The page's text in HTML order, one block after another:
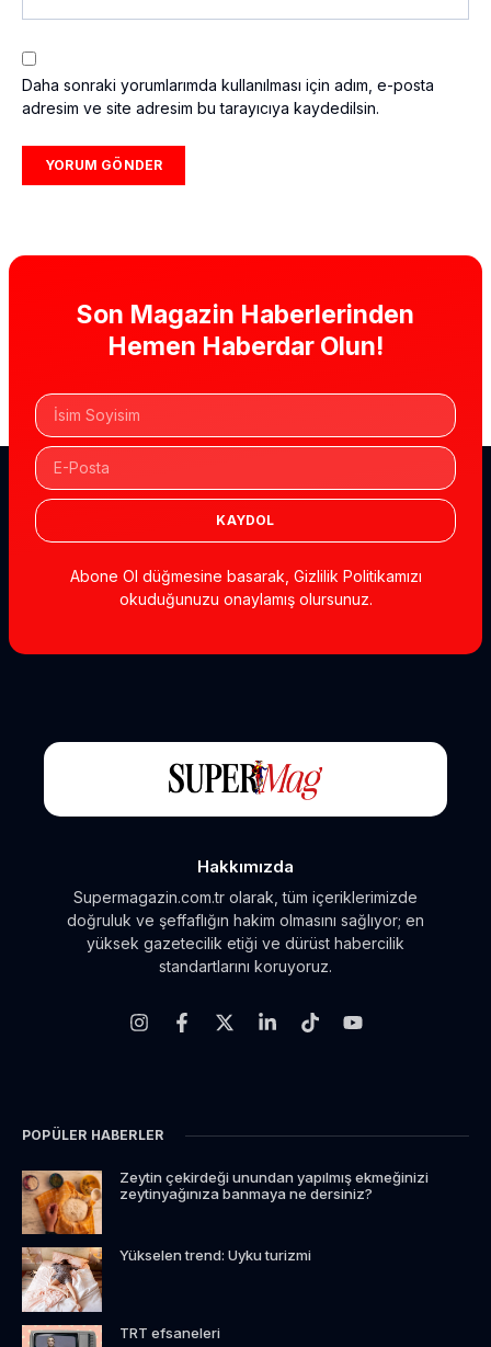
Daha sonraki yorumlarımda kullanılması için adım, e-posta
adresim ve site adresim bu tarayıcıya kaydedilsin.
Son Magazin Haberlerinden
Hemen Haberdar Olun!
KAYDOL
Abone Ol düğmesine basarak, Gizlilik Politikamızı
okuduğunuzu onaylamış olursunuz.
Hakkımızda
Supermagazin.com.tr olarak, tüm içeriklerimizde
doğruluk ve şeffaflığın hakim olmasını sağlıyor; en
yüksek gazetecilik etiği ve dürüst habercilik
standartlarını koruyoruz.
POPÜLER HABERLER
Zeytin çekirdeği unundan yapılmış ekmeğinizi
zeytinyağınıza banmaya ne dersiniz?
Yükselen trend: Uyku turizmi
TRT efsaneleri